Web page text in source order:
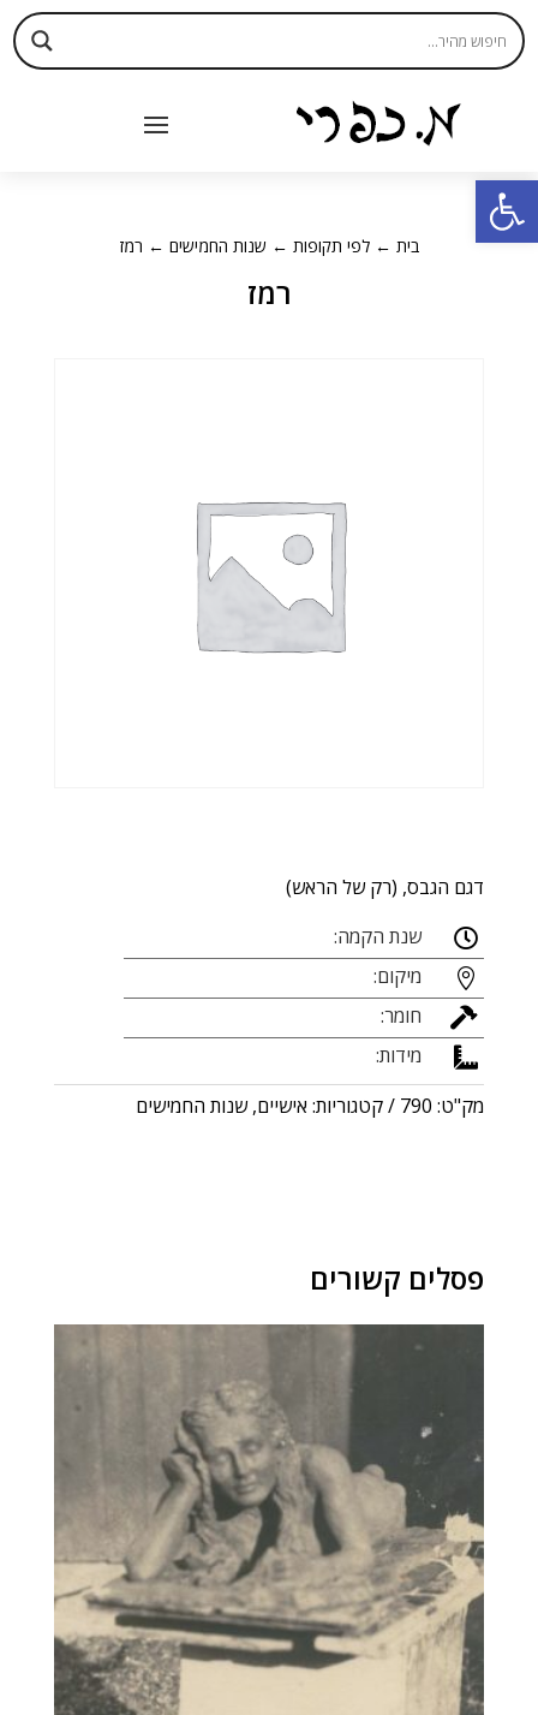
פתח סרגל נגישות
בית ←לפי תקופות ← שנות החמישים ← רמז
רמז
דגם הגבס, (רק של הראש)
 שנת הקמה:
 מיקום:
 חומר:

מידות:
מק"ט: 790 קטגוריות: אישיים,שנות החמישים
פסלים קשורים